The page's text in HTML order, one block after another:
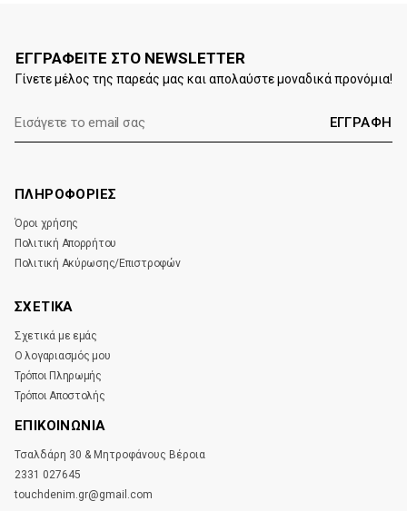
E-
mail:
ΕΓΓΡΑΦΕΙΤΕ ΣΤΟ NEWSLETTER
Γίνετε μέλος της παρεάς μας και απολαύστε μοναδικά προνόμια!
ΠΛΗΡΟΦΟΡΙΕΣ
Όροι χρήσης
Πολιτική Απορρήτου
Πολιτική Ακύρωσης/Επιστροφών
ΣΧΕΤΙΚΑ
Σχετικά με εμάς
Ο λογαριασμός μου
Τρόποι Πληρωμής
Τρόποι Αποστολής
ΕΠΙΚΟΙΝΩΝΊΑ
Τσαλδάρη 30 & Μητροφάνους Βέροια
2331 027645
touchdenim.gr@gmail.com